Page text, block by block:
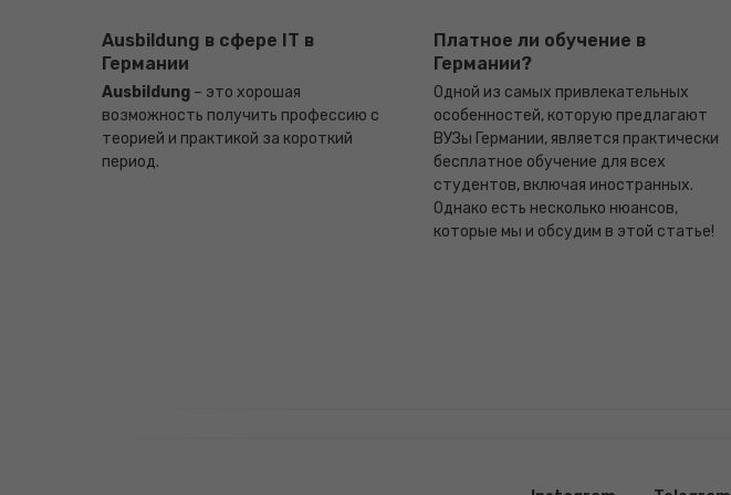
Ausbildung в сфере IT в
Германии
Ausbildung – это хорошая
возможность получить профессию с
теорией и практикой за короткий
период.
Платное ли обучение в
Германии?
Одной из самых привлекательных
особенностей, которую предлагают
ВУЗы Германии, является практически
бесплатное обучение для всех
студентов, включая иностранных.
Однако есть несколько нюансов,
которые мы и обсудим в этой статье!